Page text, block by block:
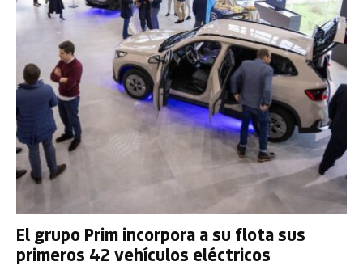
El grupo Prim incorpora a su flota sus
primeros 42 vehículos eléctricos